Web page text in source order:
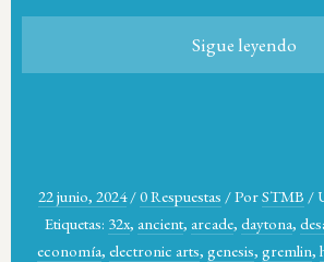
Sigue leyendo
22 junio, 2024 /0 Respuestas /PorSTMB /
Etiquetas: 32x, ancient, arcade, daytona,
economía, electronic arts, genesis, gremlin,